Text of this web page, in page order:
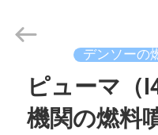
Copyright
Dongguan
Guanlian
Hardware
デンソーの
ピューマ（
機関の燃料